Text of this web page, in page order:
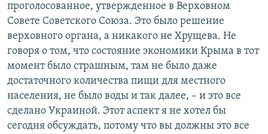
проголосованное, утвержденное в Верховном
Совете Советского Союза. Это было решение
верховного органа, а никакого не Хрущева. Не
говоря о том, что состояние экономики Крыма в тот
момент было страшным, там не было даже
достаточного количества пищи для местного
населения, не было воды и так далее, – и это все
сделано Украиной. Этот аспект я не хотел бы
сегодня обсуждать, потому что вы должны это все